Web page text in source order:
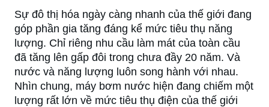
Sự đô thị hóa ngày càng nhanh của thế giới đang
góp phần gia tăng đáng kể mức tiêu thụ năng
lượng. Chỉ riêng nhu cầu làm mát của toàn cầu
đã tăng lên gấp đôi trong chưa đầy 20 năm. Và
nước và năng lượng luôn song hành với nhau.
Nhìn chung, máy bơm nước hiện đang chiếm một
lượng rất lớn về mức tiêu thụ điện của thế giới